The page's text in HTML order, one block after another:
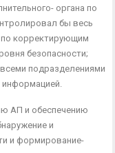
органа по
бы весь
по кор­ректирующим
безопасности;
подразделениями
ин­формацией.
АП и обеспече­нию
и
и формирование-